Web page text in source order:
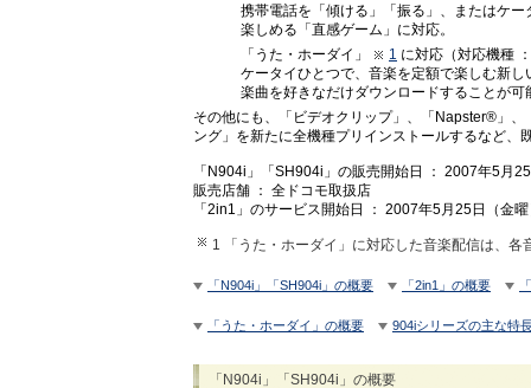
携帯電話を「傾ける」「振る」、またはケ
楽しめる「直感ゲーム」に対応。
「うた・ホーダイ」
1 に対応（対応機種
ケータイひとつで、音楽を定額で楽しむ新
楽曲を好きなだけダウンロードすることが可
その他にも、「ビデオクリップ」、「Napster®」
ング」を新たに全機種プリインストールするなど
「N904i」「SH904i」の販売開始日 ： 2007年5月
販売店舗 ： 全ドコモ取扱店
「2in1」のサービス開始日 ： 2007年5月25日（金
1 「うた・ホーダイ」に対応した音楽配信は、
「N904i」「SH904i」の概要 「2in1」の概要
「うた・ホーダイ」の概要 904iシリーズの主な特
「N904i」「SH904i」の概要